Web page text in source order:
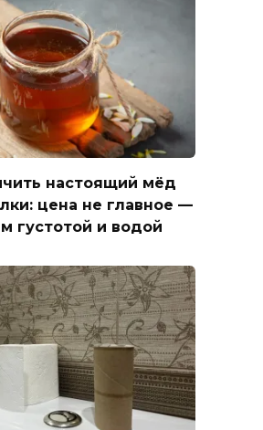
настоящий мёд
цена не главное —
густотой и водой